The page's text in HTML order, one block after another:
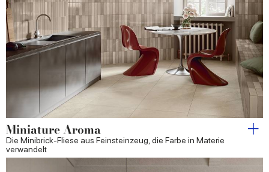
Miniature Aroma
Die Minibrick-Fliese aus Feinsteinzeug, die Farbe in Materie
verwandelt